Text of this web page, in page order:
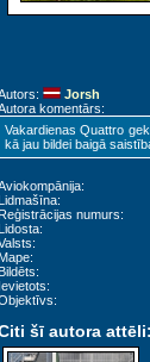
Jorsh
komentārs:
Vakardienas Quattro
kā jau bildei baigā
numurs:
Ievietots:
šī autora attēli: